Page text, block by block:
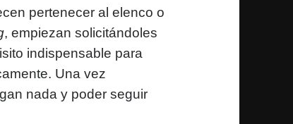
pertenecer al elenco o
, empiezan solicitándoles
indispensable para
Una vez
nada y poder seguir